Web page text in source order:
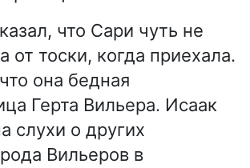
что Сари чуть не
от тоски, когда приехала.
она бедная
Герта Вильера. Исаак
слухи о других
Вильеров в